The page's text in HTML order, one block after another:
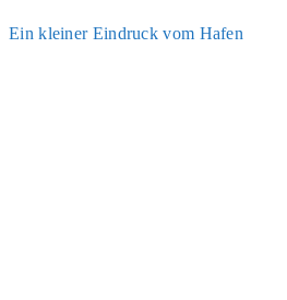
Ein klei­ner Ein­druck vom Hafen